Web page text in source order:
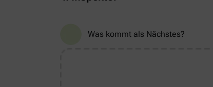
Was kommt als Nächstes?